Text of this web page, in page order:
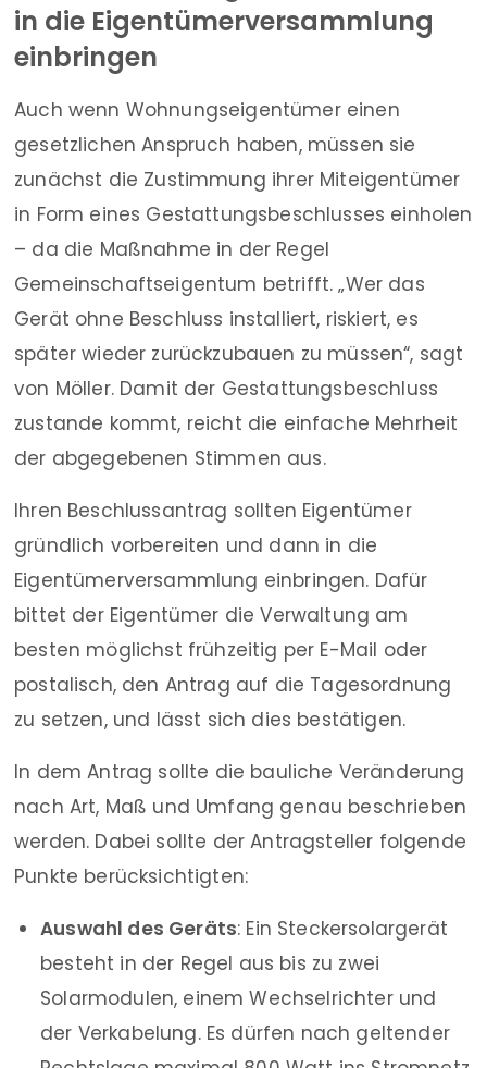
in die Eigentümerversammlung
einbringen
Auch wenn Wohnungseigentümer einen
gesetzlichen Anspruch haben, müssen sie
zunächst die Zustimmung ihrer Miteigentümer
in Form eines Gestattungsbeschlusses einholen
– da die Maßnahme in der Regel
Gemeinschaftseigentum betrifft. „Wer das
Gerät ohne Beschluss installiert, riskiert, es
später wieder zurückzubauen zu müssen“, sagt
von Möller. Damit der Gestattungsbeschluss
zustande kommt, reicht die einfache Mehrheit
der abgegebenen Stimmen aus.
Ihren Beschlussantrag sollten Eigentümer
gründlich vorbereiten und dann in die
Eigentümerversammlung einbringen. Dafür
bittet der Eigentümer die Verwaltung am
besten möglichst frühzeitig per E-Mail oder
postalisch, den Antrag auf die Tagesordnung
zu setzen, und lässt sich dies bestätigen.
In dem Antrag sollte die bauliche Veränderung
nach Art, Maß und Umfang genau beschrieben
werden. Dabei sollte der Antragsteller folgende
Punkte berücksichtigten:
Auswahl des Geräts: Ein Steckersolargerät
besteht in der Regel aus bis zu zwei
Solarmodulen, einem Wechselrichter und
der Verkabelung. Es dürfen nach geltender